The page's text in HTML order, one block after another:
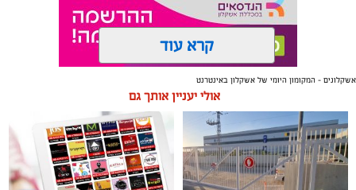
שירים שהפכו את הפוליטיקה הישראלית לפזמון
לא רק בקלפי: 6 שירים שהפכו את הפוליטיקה הישראלית
ממערכת הבחירות ועד יוקר המחיה, מהסטיקרים על
המכוניות ועד החלום לברוח ללונדון – הרבה לפני הרשתות
החברתיות, הזמרים כבר ידעו להגיד את מה שהציבור חושב.
תגים:בעלי חיים
קרא עוד
אשקלונים - המקומון היומי של אשקלון באינטרנט
אולי יעניין אותך גם